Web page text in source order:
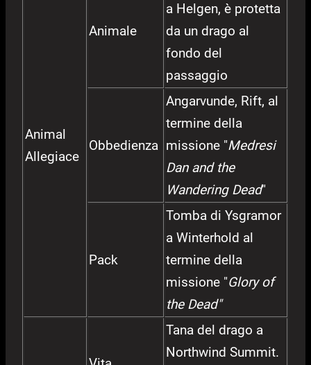
Animal
Allegiace
Animale
a Helgen, è protetta
da un drago al
fondo del
passaggio
Obbedienza
Angarvunde, Rift, al
termine della
missione "Medresi
Dan and the
Wandering Dead"
Pack
Tomba di Ysgramor
a Winterhold al
termine della
missione "Glory of
the Dead"
Tana del drago a
Northwind Summit.